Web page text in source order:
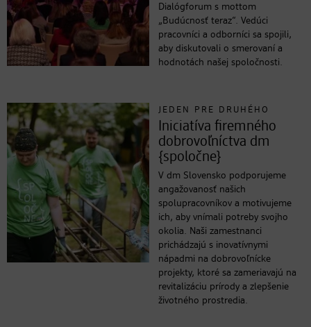
Dialógforum s mottom
„Budúcnosť teraz“. Vedúci
pracovníci a odborníci sa spojili,
aby diskutovali o smerovaní a
hodnotách našej spoločnosti.
JEDEN PRE DRUHÉHO
Iniciatíva firemného
dobrovoľníctva dm
{spoločne}
V dm Slovensko podporujeme
angažovanosť našich
spolupracovníkov a motivujeme
ich, aby vnímali potreby svojho
okolia. Naši zamestnanci
prichádzajú s inovatívnymi
nápadmi na dobrovoľnícke
projekty, ktoré sa zameriavajú na
revitalizáciu prírody a zlepšenie
životného prostredia.